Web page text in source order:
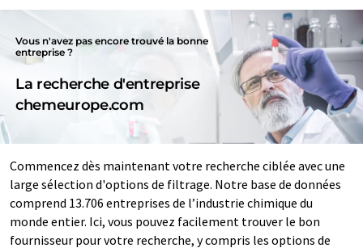
Vous n'avez pas encore trouvé la bonne
entreprise ?
La recherche d'entreprise
chemeurope.com
Commencez dès maintenant votre recherche ciblée avec une
large sélection d'options de filtrage. Notre base de données
comprend 13.706 entreprises de l’industrie chimique du
monde entier. Ici, vous pouvez facilement trouver le bon
fournisseur pour votre recherche, y compris les options de